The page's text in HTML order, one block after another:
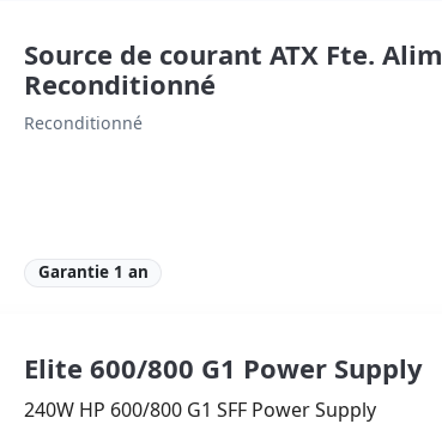
Source de courant ATX Fte.
Reconditionné
Reconditionné
Garantie 1 an
Elite 600/800 G1 Power Supply
240W HP 600/800 G1 SFF Power Supply